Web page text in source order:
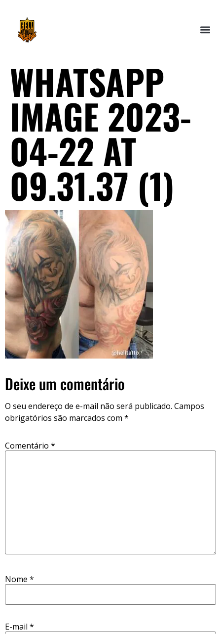
WHATSAPP
IMAGE 2023-
04-22 AT
09.31.37 (1)
Deixe um comentário
O seu endereço de e-mail não será publicado. Campos
obrigatórios são marcados com *
Comentário *
Nome *
E-mail *